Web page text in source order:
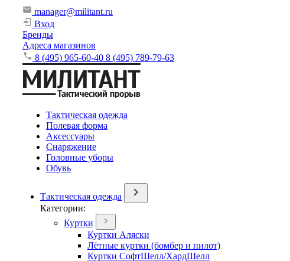
manager@militant.ru
Вход
Бренды
Адреса магазинов
8 (495) 965-60-40 8 (495) 789-79-63
Тактическая одежда
Полевая форма
Аксессуары
Снаряжение
Головные уборы
Обувь
Тактическая одежда
Категории:
Куртки
Куртки Аляски
Лётные куртки (бомбер и пилот)
Куртки СофтШелл/ХардШелл